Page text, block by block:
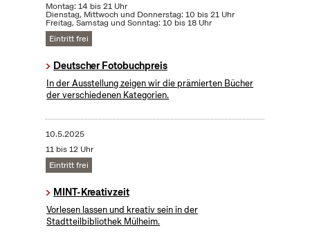
Montag: 14 bis 21 Uhr
Dienstag, Mittwoch und Donnerstag: 10 bis 21 Uhr
Freitag, Samstag und Sonntag: 10 bis 18 Uhr
Eintritt frei
Deutscher Fotobuchpreis
In der Ausstellung zeigen wir die prämierten Bücher
der verschiedenen Kategorien.
10.5.2025
11 bis 12 Uhr
Eintritt frei
MINT-Kreativzeit
Vorlesen lassen und kreativ sein in der
Stadtteilbibliothek Mülheim.